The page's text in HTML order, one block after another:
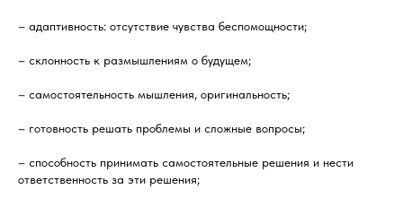
– адаптивность: отсутствие чувства беспомощности;
– склонность к размышлениям о будущем;
– самостоятельность мышления, оригинальность;
– готовность решать проблемы и сложные вопросы;
– способность принимать самостоятельные решения и нести
ответственность за эти решения;